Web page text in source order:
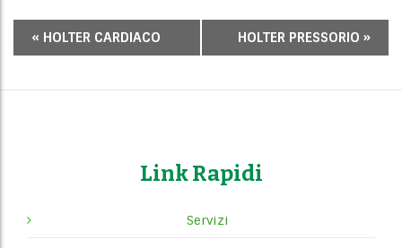
v
« HOLTER CARDIACO HOLTER PRESSORIO »
Link Rapidi
Servizi